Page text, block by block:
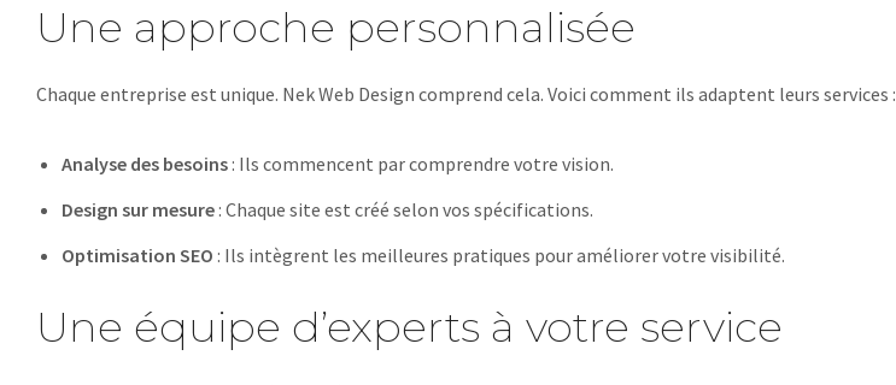
Une approche personnalisée
Chaque entreprise est unique. Nek Web Design comprend cela. Voici comment ils adaptent leurs services :
Analyse des besoins: Ils commencent par comprendre votre vision.
Design sur mesure: Chaque site est créé selon vos spécifications.
Optimisation SEO : Ils intègrent les meilleures pratiques pour améliorer votre visibilité.
Une équipe d’experts à votre service